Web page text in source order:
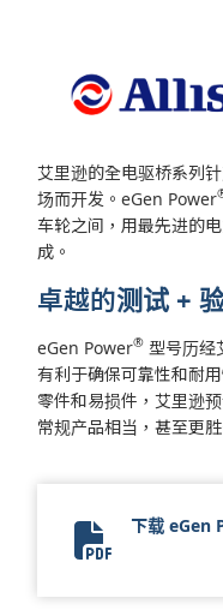
艾里逊的全电驱桥系列
场而开发。eGen Power
车轮之间，用最先进的
成。
卓越的测试 +
eGen Power® 型号历经
有利于确保可靠性和耐
零件和易损件，艾里逊
常规产品相当，甚至更胜
eGen Power
下载 eGen